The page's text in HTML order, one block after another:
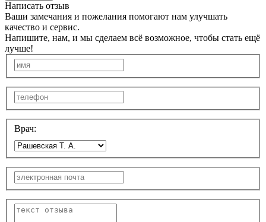
Написать отзыв
Ваши замечания и пожелания помогают нам улучшать
качество и сервис.
Напишите, нам, и мы сделаем всё возможное, чтобы стать ещё
лучше!
Врач: